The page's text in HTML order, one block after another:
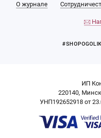
О журнале
ИП
220140,
УНП192652918 от